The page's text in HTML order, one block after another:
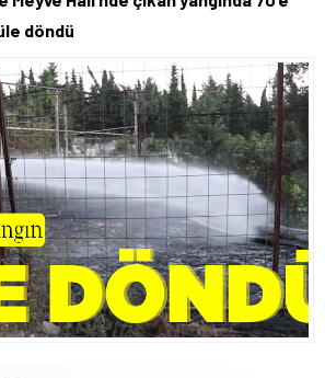
döndü